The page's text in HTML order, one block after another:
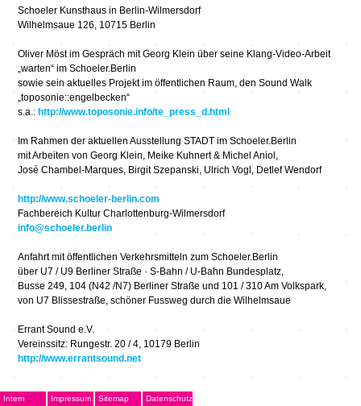
Schoeler Kunsthaus in Berlin-Wilmersdorf
Wilhelmsaue 126, 10715 Berlin
Oliver Möst im Gespräch mit Georg Klein über seine Klang-Video-Arbeit
„warten“ im Schoeler.Berlin
sowie sein aktuelles Projekt im öffentlichen Raum, den Sound Walk
„toposonie::engelbecken“
s.a.: http://www.toposonie.info/te_press_d.html
Im Rahmen der aktuellen Ausstellung STADT im Schoeler.Berlin
mit Arbeiten von Georg Klein, Meike Kuhnert & Michel Aniol,
José Chambel-Marques, Birgit Szepanski, Ulrich Vogl, Detlef Wendorf
http://www.schoeler-berlin.com
Fachbereich Kultur Charlottenburg-Wilmersdorf
info@schoeler.berlin
Anfahrt mit öffentlichen Verkehrsmitteln zum Schoeler.Berlin
über U7 / U9 Berliner Straße · S-Bahn / U-Bahn Bundesplatz,
Busse 249, 104 (N42 /N7) Berliner Straße und 101 / 310 Am Volkspark,
von U7 Blissestraße, schöner Fussweg durch die Wilhelmsaue
Errant Sound e.V.
Vereinssitz: Rungestr. 20 / 4, 10179 Berlin
http://www.errantsound.net
Intern Impressum Sitemap Datenschutz